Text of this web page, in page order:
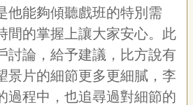
他能夠傾聽戲班的特別需
間的掌握上讓大家安心。此
討論，給予建議，比方說有
景片的細節更多更細膩，李
過程中，也追尋過對細節的